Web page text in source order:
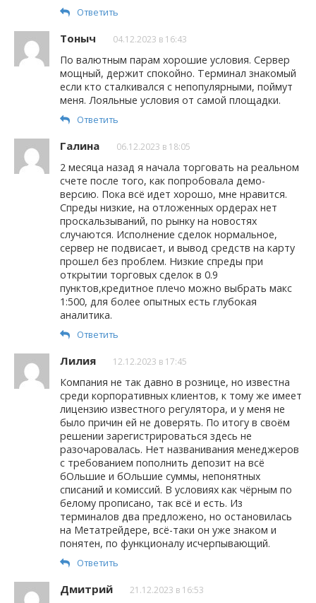
Ответить
Тоныч 04.12.2023 в 16:43
По валютным парам хорошие условия. Сервер
мощный, держит спокойно. Терминал знакомый
если кто сталкивался с непопулярными, поймут
меня. Лояльные условия от самой площадки.
Ответить
Галина 06.12.2023 в 18:05
2 месяца назад я начала торговать на реальном
счете после того, как попробовала демо-
версию. Пока всё идет хорошо, мне нравится.
Спреды низкие, на отложенных ордерах нет
проскальзываний, по рынку на новостях
случаются. Исполнение сделок нормальное,
сервер не подвисает, и вывод средств на карту
прошел без проблем. Низкие спреды при
открытии торговых сделок в 0.9
пунктов,кредитное плечо можно выбрать макс
1:500, для более опытных есть глубокая
аналитика.
Ответить
Лилия 12.12.2023 в 17:45
Компания не так давно в рознице, но известна
среди корпоративных клиентов, к тому же имеет
лицензию известного регулятора, и у меня не
было причин ей не доверять. По итогу в своём
решении зарегистрироваться здесь не
разочаровалась. Нет названивания менеджеров
с требованием пополнить депозит на всё
бОльшие и бОльшие суммы, непонятных
списаний и комиссий. В условиях как чёрным по
белому прописано, так всё и есть. Из
терминалов два предложено, но остановилась
на Метатрейдере, всё-таки он уже знаком и
понятен, по функционалу исчерпывающий.
Ответить
Дмитрий 21.12.2023 в 16:53